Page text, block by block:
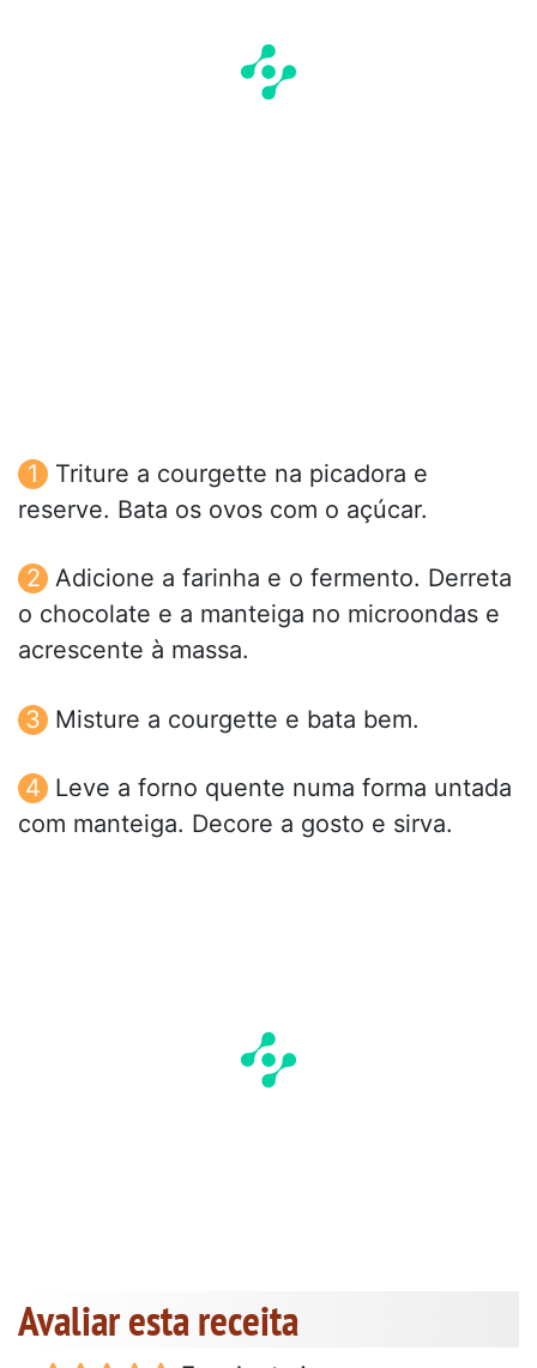
Triture a courgette na picadora e
reserve. Bata os ovos com o açúcar.
Adicione a farinha e o fermento. Derreta
o chocolate e a manteiga no microondas e
acrescente à massa.
Misture a courgette e bata bem.
Leve a forno quente numa forma untada
com manteiga. Decore a gosto e sirva.
Avaliar esta receita